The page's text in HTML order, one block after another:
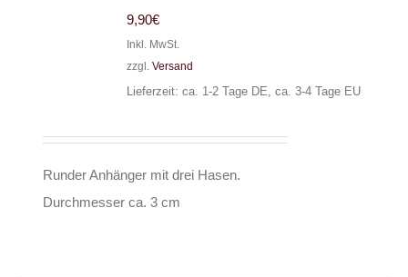
9,90€
Inkl. MwSt.
zzgl.Versand
Lieferzeit: ca. 1-2 Tage DE, ca. 3-4 Tage EU
Runder Anhänger mit drei Hasen.
Durchmesser ca. 3 cm